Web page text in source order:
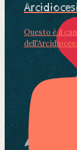
Questo è il